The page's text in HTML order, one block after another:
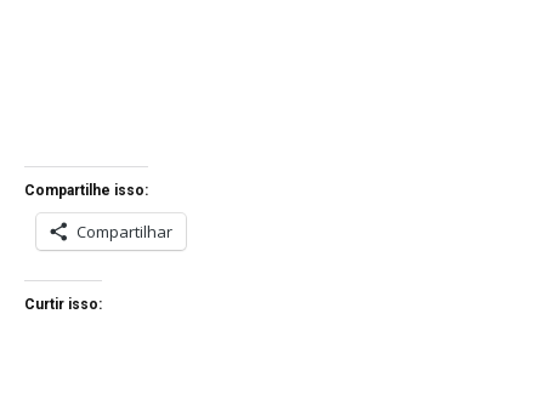
Compartilhe isso:
Compartilhar
Curtir isso: